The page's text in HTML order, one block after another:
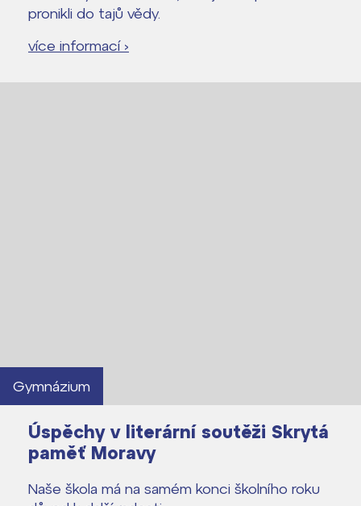
pronikli do tajů vědy.
více informací ›
Gymnázium
Úspěchy v literární soutěži Skrytá
paměť Moravy
Naše škola má na samém konci školního roku
Proč se stát studentem Gymnázia
Kontakt